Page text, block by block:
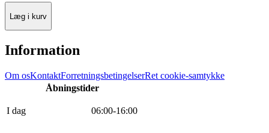
Læg i kurv
Information
Om osKontaktForretningsbetingelserRet cookie-samtykke
Åbningstider
I dag 06:00-16:00